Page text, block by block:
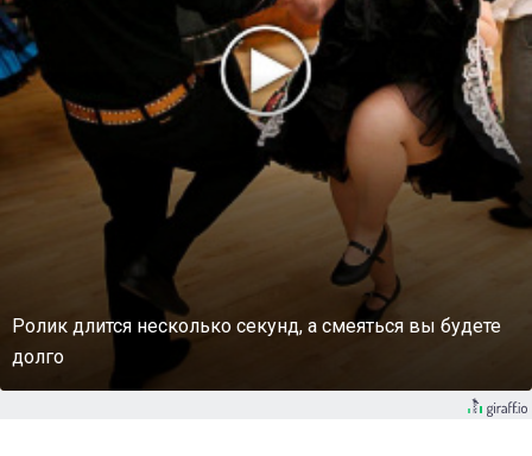
Ролик длится несколько секунд, а смеяться вы будете
долго